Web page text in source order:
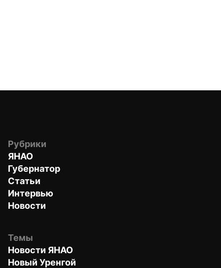
Рубрики
ЯНАО
Губернатор
Статьи
Интервью
Новости
Темы
Новости ЯНАО
Новый Уренгой